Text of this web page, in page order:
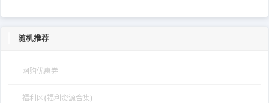
随机推荐
网购优惠券
福利区(福利资源合集)